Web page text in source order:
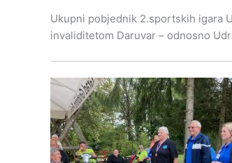
Ukupni pobjednik 2.sportskih igara
invaliditetom Daruvar – odnosno